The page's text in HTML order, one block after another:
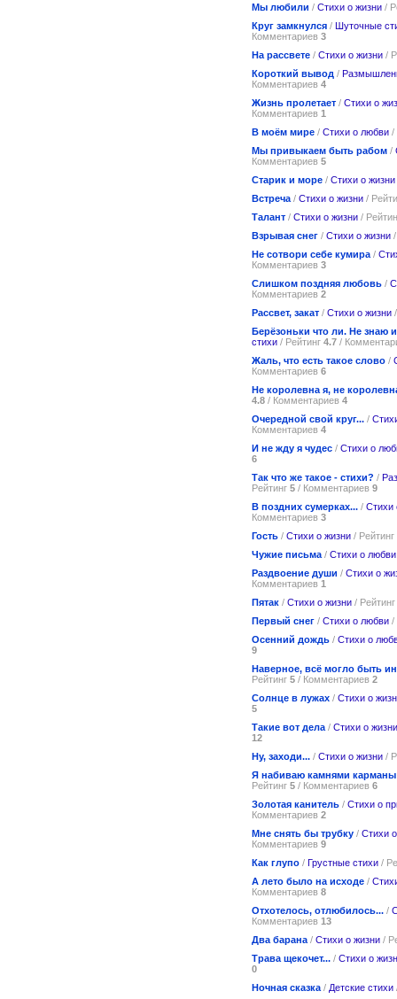
Мы любили / Стихи о жизни /
Круг замкнулся / Шуточные
Комментариев 3
На рассвете / Стихи о жизни /
Короткий вывод /
Комментариев 4
Жизнь пролетает / Стихи о
Комментариев 1
В моём мире / Стихи о любви /
Мы привыкаем быть рабом /
Комментариев 5
Старик и море / Стихи о жизни
Встреча / Стихи о жизни /
Талант / Стихи о жизни /
Взрывая снег / Стихи о жизни
Не сотвори себе кумира /
Комментариев 3
Слишком поздняя любовь /
Комментариев 2
Рассвет, закат / Стихи о жизни
Берёзоньки что ли. Не знаю
стихи / Рейтинг 4.7 /
Жаль, что есть такое слово /
Комментариев 6
Не королевна я, не
4.8 / Комментариев 4
Очередной свой круг... /
Комментариев 4
И не жду я чудес / Стихи о
6
Так что же такое - стихи? /
Рейтинг 5 / Комментариев 9
В поздних сумерках... / Стихи
Комментариев 3
Гость / Стихи о жизни / Рейтинг
Чужие письма / Стихи о любви
Раздвоение души / Стихи о
Комментариев 1
Пятак / Стихи о жизни / Рейтинг
Первый снег / Стихи о любви /
Осенний дождь / Стихи о
9
Наверное, всё могло быть
Рейтинг 5 / Комментариев 2
Солнце в лужах / Стихи о
5
Такие вот дела / Стихи о жизни
12
Ну, заходи... / Стихи о жизни /
Я набиваю камнями карманы
Рейтинг 5 / Комментариев 6
Золотая канитель / Стихи о
Комментариев 2
Мне снять бы трубку / Стихи
Комментариев 9
Как глупо / Грустные стихи /
А лето было на исходе /
Комментариев 8
Отхотелось, отлюбилось... /
Комментариев 13
Два барана / Стихи о жизни /
Трава щекочет... / Стихи о
0
Ночная сказка / Детские стихи